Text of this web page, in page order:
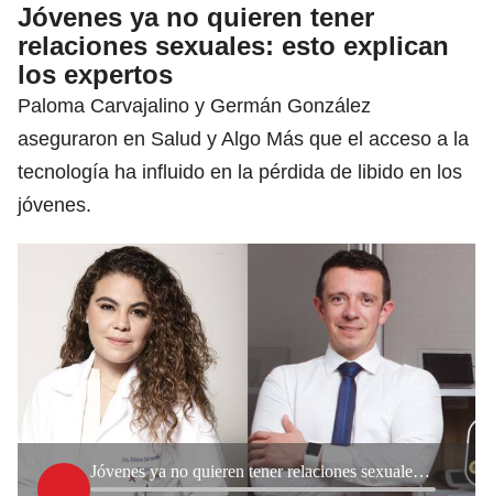
Jóvenes ya no quieren tener
relaciones sexuales: esto explican
los expertos
Paloma Carvajalino y Germán González
aseguraron en Salud y Algo Más que el acceso a la
tecnología ha influido en la pérdida de libido en los
jóvenes.
Jóvenes ya no quieren tener relaciones sexuales: esto explican los expertos